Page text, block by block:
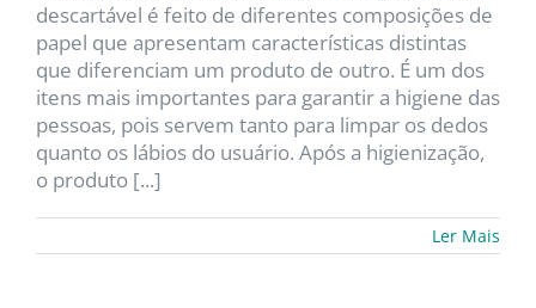
descartável é feito de diferentes composições de
papel que apresentam características distintas
que diferenciam um produto de outro. É um dos
itens mais importantes para garantir a higiene das
pessoas, pois servem tanto para limpar os dedos
quanto os lábios do usuário. Após a higienização,
o produto [...]
Ler Mais